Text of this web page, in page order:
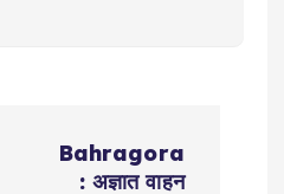
Bahragora
: अज्ञात वाहन